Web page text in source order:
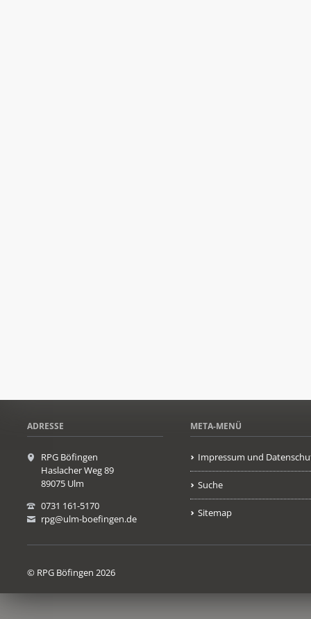
ADRESSE
RPG Böfingen
Haslacher Weg 89
89075 Ulm
0731 161-5170
rpg@ulm-boefingen.de
META-MENÜ
Impressum und
Suche
Sitemap
© RPG Böfingen 2026